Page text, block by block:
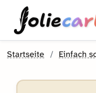
olie
Startseite Einfach